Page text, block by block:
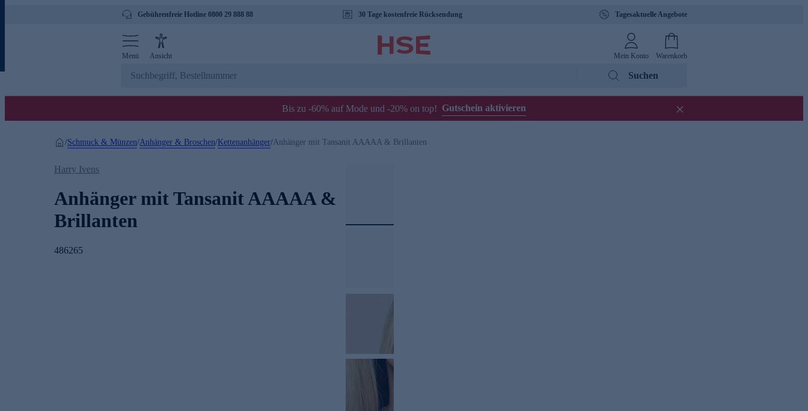
Gebührenfreie Hotline 0800 29 888 88 30 Tage kostenfreie Rücksendung Tagesaktuelle Angebote
Menü Ansicht Mein Konto Warenkorb
Suchen
Bis zu -60% auf Mode und -20% on top! Gutschein aktivieren
/Schmuck & Münzen/Anhänger & Broschen/Kettenanhänger/Anhänger mit Tansanit AAAAA & Brillanten
Harry Ivens
Anhänger mit Tansanit AAAAA &
Brillanten
486265